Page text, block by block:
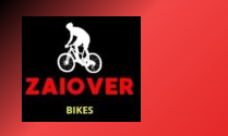
contenido